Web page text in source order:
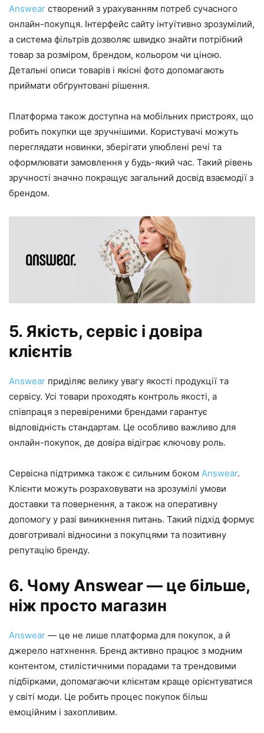
Answear створений з урахуванням потреб сучасного
онлайн-покупця. Інтерфейс сайту інтуїтивно зрозумілий,
а система фільтрів дозволяє швидко знайти потрібний
товар за розміром, брендом, кольором чи ціною.
Детальні описи товарів і якісні фото допомагають
приймати обґрунтовані рішення.
Платформа також доступна на мобільних пристроях, що
робить покупки ще зручнішими. Користувачі можуть
переглядати новинки, зберігати улюблені речі та
оформлювати замовлення у будь-який час. Такий рівень
зручності значно покращує загальний досвід взаємодії з
брендом.
5. Якість, сервіс і довіра
клієнтів
Answear приділяє велику увагу якості продукції та
сервісу. Усі товари проходять контроль якості, а
співпраця з перевіреними брендами гарантує
відповідність стандартам. Це особливо важливо для
онлайн-покупок, де довіра відіграє ключову роль.
Сервісна підтримка також є сильним боком Answear.
Клієнти можуть розраховувати на зрозумілі умови
доставки та повернення, а також на оперативну
допомогу у разі виникнення питань. Такий підхід формує
довготривалі відносини з покупцями та позитивну
репутацію бренду.
6. Чому Answear — це більше,
ніж просто магазин
Answear — це не лише платформа для покупок, а й
джерело натхнення. Бренд активно працює з модним
контентом, стилістичними порадами та трендовими
підбірками, допомагаючи клієнтам краще орієнтуватися
у світі моди. Це робить процес покупок більш
емоційним і захопливим.